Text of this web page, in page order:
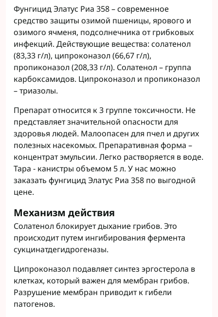
Фунгицид Элатус Риа 358 – современное
средство защиты озимой пшеницы, ярового и
озимого ячменя, подсолнечника от грибковых
инфекций. Действующие вещества: солатенол
(83,33 г/л), ципроконазол (66,67 г/л),
пропиконазол (208,33 г/л). Солатенол – группа
карбоксамидов. Ципроконазол и пропиконазол
– триазолы.
Препарат относится к 3 группе токсичности. Не
представляет значительной опасности для
здоровья людей. Малоопасен для пчел и других
полезных насекомых. Препаративная форма –
концентрат эмульсии. Легко растворяется в воде.
Тара - канистры объемом 5 л. У нас можно
заказать фунгицид Элатус Риа 358 по выгодной
цене.
Механизм действия
Солатенол блокирует дыхание грибов. Это
происходит путем ингибирования фермента
сукцинатдегидрогеназы.
Ципроконазол подавляет синтез эргостерола в
клетках, который важен для мембран грибов.
Разрушение мембран приводит к гибели
патогенов.